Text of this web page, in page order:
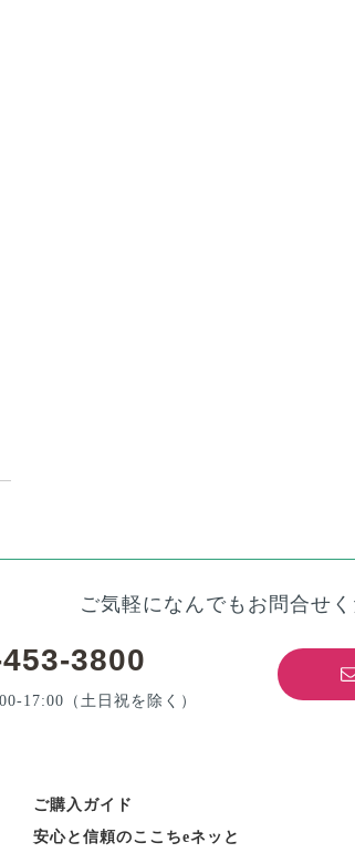
ご気軽になんでもお問合せく
3800
17:00 （土日祝を除く）
ご購入ガイド
安心と信頼のここちeネッと